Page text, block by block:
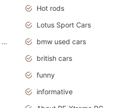
Hot rods
Lotus Sport Cars
Mercedes-Benz Sport Cars
bmw used cars
british cars
funny
informative